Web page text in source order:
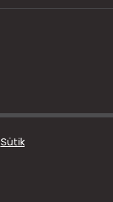
Sütik